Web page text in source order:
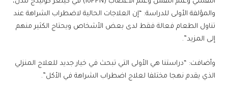
والمؤلفة الأولى للدراسة: “إن العلاجات الحالية لاضطراب الشراهة عند
تناول الطعام فعالة فقط لدى بعض الأشخاص ويحتاج الكثير منهم
إلى المزيد”.
وأضافت: “دراستنا هي الأولى التي تبحث في خيار جديد للعلاج المنزلي
الذي يقدم نهجا مختلفا لعلاج اضطراب الشراهة في الأكل”.